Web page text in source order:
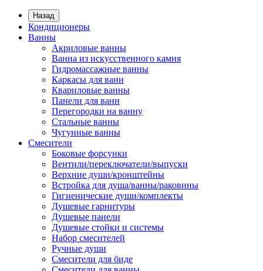
Назад
Кондиционеры
Ванны
Акриловые ванны
Ванна из искусственного камня
Гидромассажные ванны
Каркасы для ванн
Квариловые ванны
Панели для ванн
Перегородки на ванну
Стальные ванны
Чугунные ванны
Смесители
Боковые форсунки
Вентили/переключатели/выпуски
Верхние души/кронштейны
Встройка для душа/ванны/раковины
Гигиенические души/комплекты
Душевые гарнитуры
Душевые панели
Душевые стойки и системы
Набор смесителей
Ручные души
Смесители для биде